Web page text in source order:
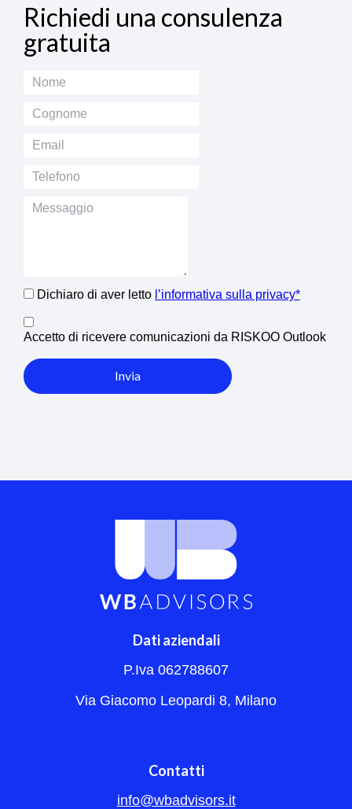
Richiedi una consulenza
gratuita
Dichiaro di aver letto l’informativa sulla privacy*
Accetto di ricevere comunicazioni da RISKOO Outlook
Invia
Dati aziendali
P.Iva 062788607
Via Giacomo Leopardi 8, Milano
Contatti
info@wbadvisors.it